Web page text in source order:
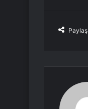
Paylaş